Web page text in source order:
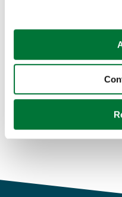
Si lo permite, también
Recopilar
Identificar su
para buscar
Obtenga más
de cookies.
Coches de segunda
Coches de km0